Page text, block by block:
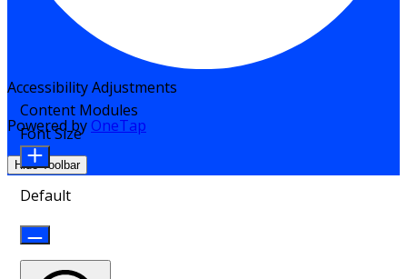
Accessibility Adjustments
Powered by OneTap
Hide Toolbar
Content Modules
Font Size
Default